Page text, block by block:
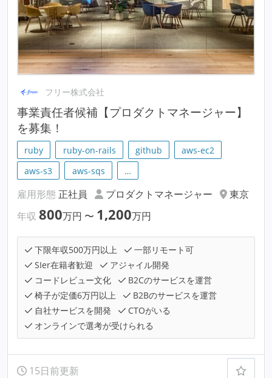
フリー株式会社
事業責任者候補【プロダクトマネージャー】
を募集！
ruby ruby-on-rails github
aws-ec2
aws-s3
aws-sqs …
雇用形態 正社員 プロダクトマネージャー
東京
年収 800万円 〜 1,200万円
下限年収500万円以上
一部リモート可
SIer在籍者歓迎
アジャイル開発
コードレビュー文化
B2Cのサービスを運営
椅子が定価6万円以上
B2Bのサービスを運営
自社サービスを開発
CTOがいる
オンラインで選考が受けられる
15日前更新